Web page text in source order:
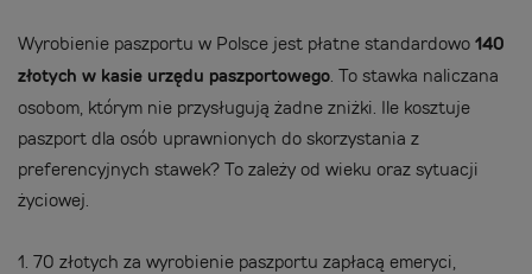
Wyrobienie paszportu w Polsce jest płatne standardowo 140
złotych w kasie urzędu paszportowego. To stawka naliczana
osobom, którym nie przysługują żadne zniżki. Ile kosztuje
paszport dla osób uprawnionych do skorzystania z
preferencyjnych stawek? To zależy od wieku oraz sytuacji
życiowej.
1. 70 złotych za wyrobienie paszportu zapłacą emeryci,